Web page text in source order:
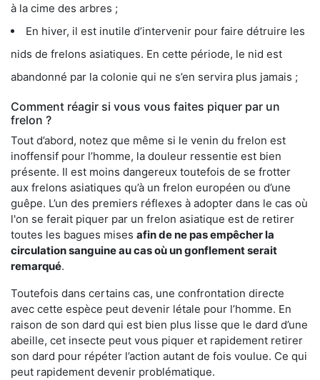
à la cime des arbres ;
En hiver, il est inutile d’intervenir pour faire détruire les
nids de frelons asiatiques. En cette période, le nid est
abandonné par la colonie qui ne s’en servira plus jamais ;
Comment réagir si vous vous faites piquer par un
frelon ?
Tout d’abord, notez que même si le venin du frelon est
inoffensif pour l’homme, la douleur ressentie est bien
présente. Il est moins dangereux toutefois de se frotter
aux frelons asiatiques qu’à un frelon européen ou d’une
guêpe. L’un des premiers réflexes à adopter dans le cas où
l'on se ferait piquer par un frelon asiatique est de retirer
toutes les bagues mises afin de ne pas empêcher la
circulation sanguine au cas où un gonflement serait
remarqué.
Toutefois dans certains cas, une confrontation directe
avec cette espèce peut devenir létale pour l’homme. En
raison de son dard qui est bien plus lisse que le dard d’une
abeille, cet insecte peut vous piquer et rapidement retirer
son dard pour répéter l’action autant de fois voulue. Ce qui
peut rapidement devenir problématique.